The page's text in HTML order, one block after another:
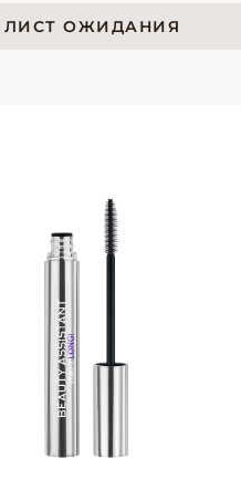
ЛИСТ ОЖИДАНИЯ